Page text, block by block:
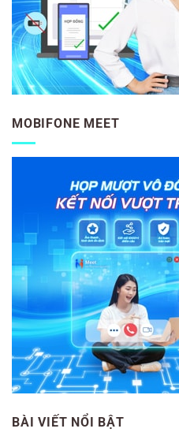
MOBIFONE MEET
BÀI VIẾT NỔI BẬT